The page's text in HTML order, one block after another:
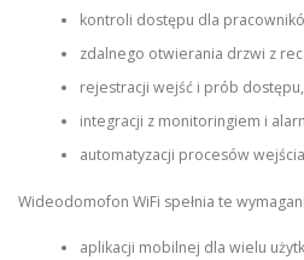
kontroli dostępu dla
zdalnego otwierania drzwi z
rejestracji wejść i prób dostępu,
integracji z monitoringiem i
automatyzacji procesów
Wideodomofon WiFi spełnia te
aplikacji mobilnej dla wielu